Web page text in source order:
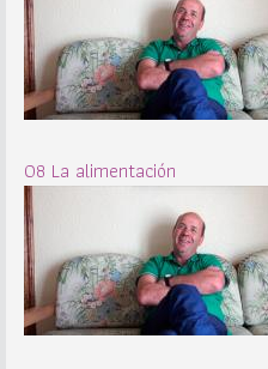
08 La alimentación